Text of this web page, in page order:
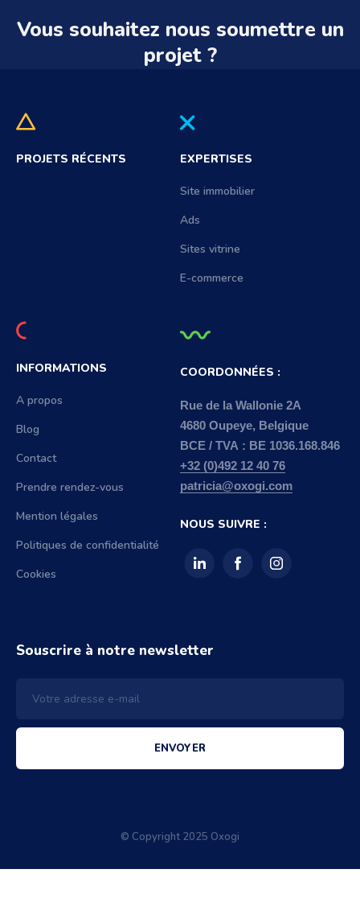
Vous souhaitez nous soumettre un
projet ?
PROJETS RÉCENTS EXPERTISES
Site immobilier
Ads
Sites vitrine
E-commerce
INFORMATIONS
A propos
Blog
Contact
Prendre rendez-vous
Mention légales
Politiques de confidentialité
Cookies
COORDONNÉES :
Rue de la Wallonie 2A
4680 Oupeye, Belgique
BCE / TVA : BE 1036.168.846
+32 (0)492 12 40 76
patricia@oxogi.com
NOUS SUIVRE :
Souscrire à notre newsletter
ENVOYER
© Copyright 2025 Oxogi